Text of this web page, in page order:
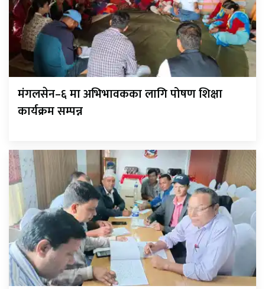
मंगलसेन–६ मा अभिभावकका लागि पोषण शिक्षा
कार्यक्रम सम्पन्न